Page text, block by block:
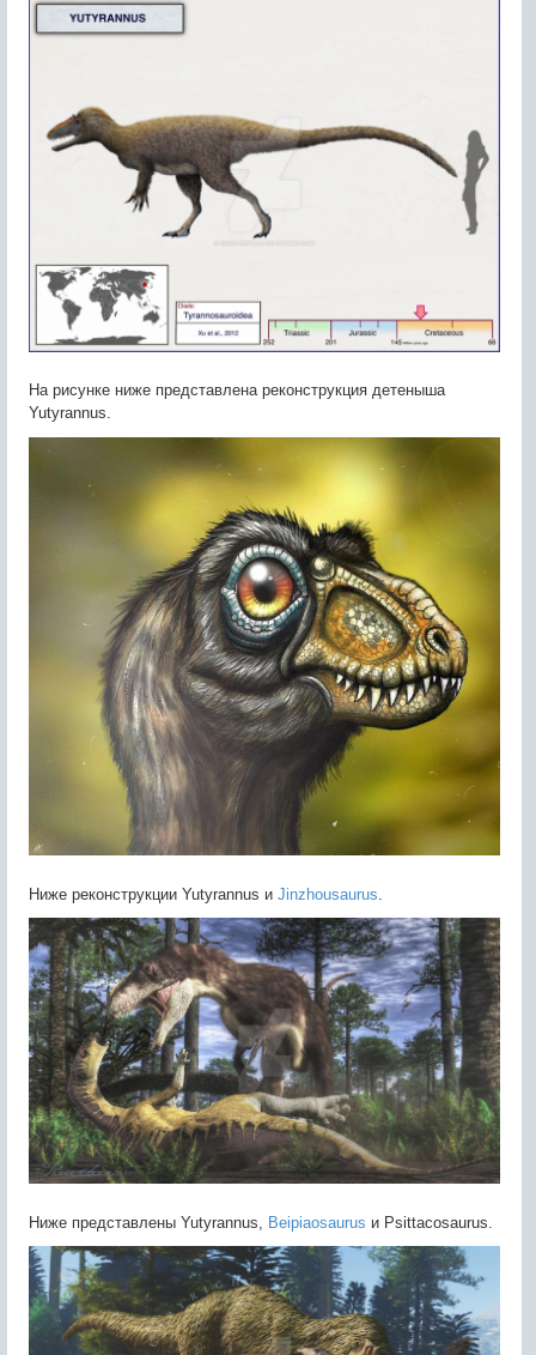
На рисунке ниже представлена реконструкция детеныша
Yutyrannus.
Ниже реконструкции Yutyrannus и Jinzhousaurus
Ниже представлены Yutyrannus, Beipiaosaurus и Psittacosaurus.